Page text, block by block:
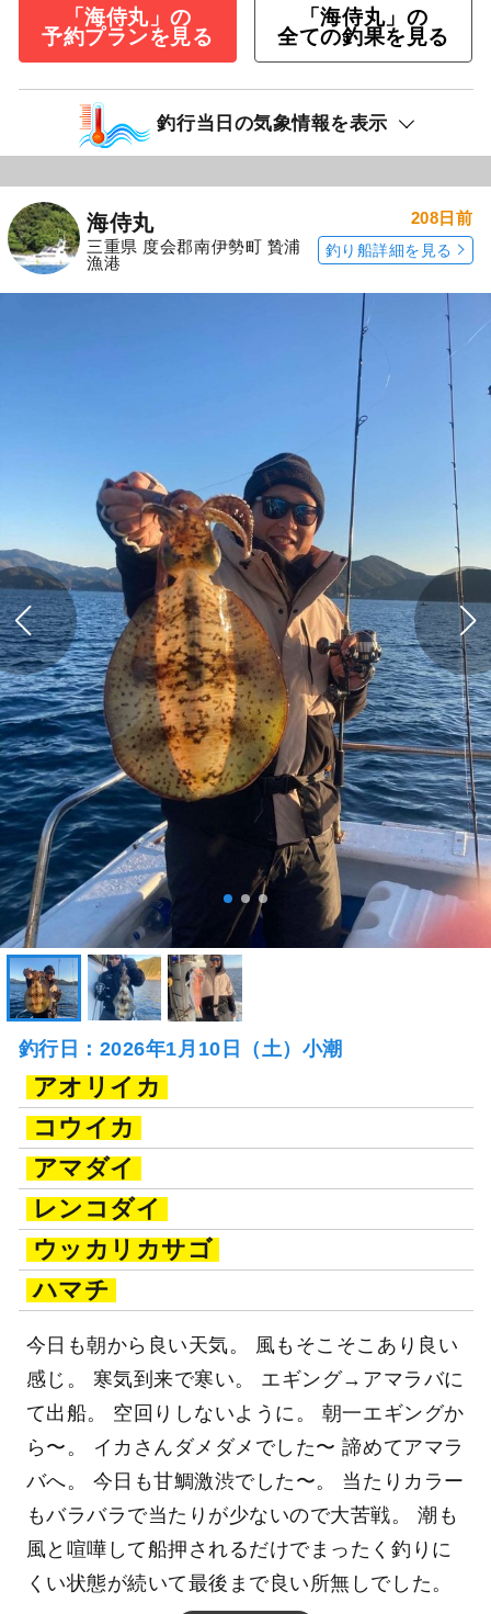
「海侍丸」の
予約プランを見る
「海侍丸」の
全ての釣果を見る
釣行当日の気象情報を表示
海侍丸
三重県 度会郡南伊勢町 贄浦
漁港
208日前
釣り船詳細を見る
釣行日：2026年1月10日（土）小潮
アオリイカ
コウイカ
アマダイ
レンコダイ
ウッカリカサゴ
ハマチ
今日も朝から良い天気。 風もそこそこあり良い
感じ。 寒気到来で寒い。 エギング→アマラバに
て出船。 空回りしないように。 朝一エギングか
ら〜。 イカさんダメダメでした〜 諦めてアマラ
バへ。 今日も甘鯛激渋でした〜。 当たりカラー
もバラバラで当たりが少ないので大苦戦。 潮も
風と喧嘩して船押されるだけでまったく釣りに
くい状態が続いて最後まで良い所無しでした。